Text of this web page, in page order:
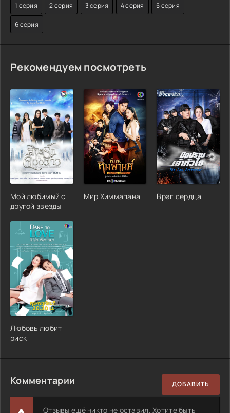
1 серия 2 серия 3 серия 4 серия 5 серия
6 серия
Рекомендуем посмотреть
Мой любимый с
другой звезды
Мир Химмапана Враг сердца
Любовь любит
риск
Комментарии ДОБАВИТЬ
Отзывы ещё никто не оставил. Хотите быть